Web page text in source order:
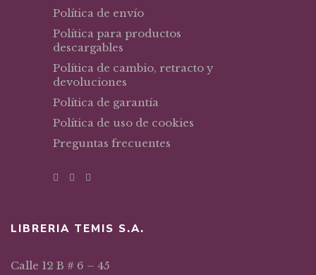
Política de envío
Política para productos
descargables
Política de cambio, retracto y
devoluciones
Política de garantía
Política de uso de cookies
Preguntas frecuentes
LIBRERIA TEMIS S.A.
Calle 12 B # 6 – 45